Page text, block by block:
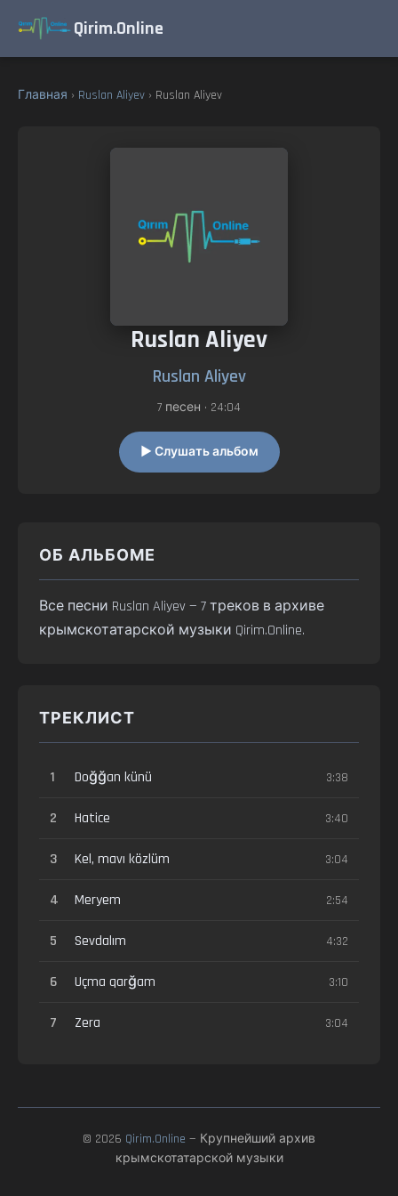
Qirim.Online
Главная › Ruslan Aliyev › Ruslan Aliyev
Ruslan Aliyev
Ruslan Aliyev
7 песен • 24:04
▶ Слушать альбом
ОБ АЛЬБОМЕ
Все песни Ruslan Aliyev — 7 треков в архиве
крымскотатарской музыки Qirim.Online.
ТРЕКЛИСТ
1 Doğğan künü 3:38
2 Hatice 3:40
3 Kel, mavı közlüm 3:04
4 Meryem 2:54
5 Sevdalım 4:32
6 Uçma qarğam 3:10
7 Zera 3:04
© 2026 Qirim.Online — Крупнейший архив
крымскотатарской музыки